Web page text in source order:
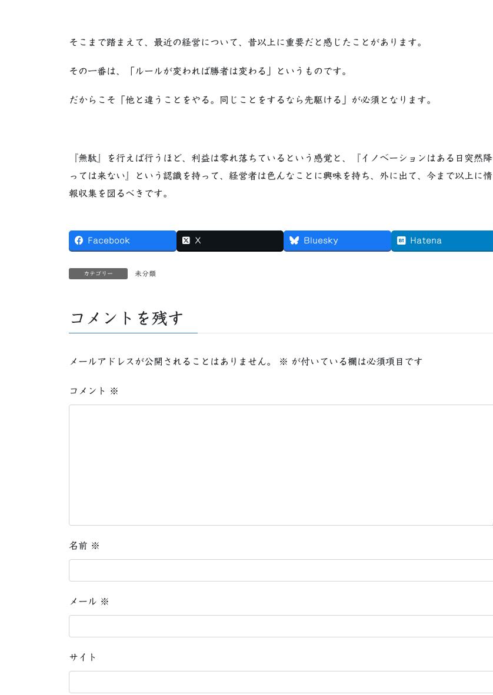
そこまで踏まえて、最近の経営について、昔以上に重要だと感じたことがあります。
その一番は、「ルールが変われば勝者は変わる」というものです。
だからこそ「他と違うことをやる。同じことをするなら先駆ける」が必須となります。
『無駄』を行えば行うほど、利益は零れ落ちているという感覚と、『イノベーションはある日突然降
っては来ない』という認識を持って、経営者は色んなことに興味を持ち、外に出て、今まで以上に情
報収集を図るべきです。
Facebook X Bluesky Hatena
カテゴリー 未分類
コメントを残す
メールアドレスが公開されることはありません。 ※ が付いている欄は必須項目です
コメント ※
名前 ※
メール ※
サイト